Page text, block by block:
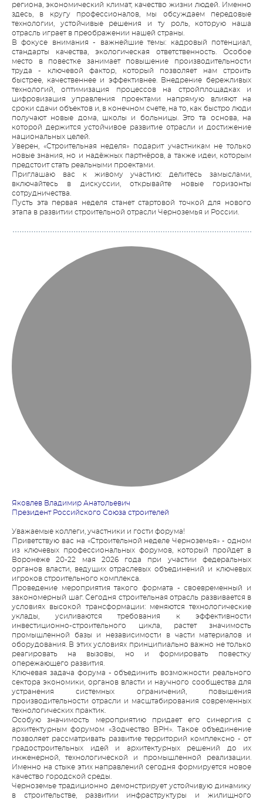
региона, экономический климат, качество жизни людей. Именно
здесь, в кругу профессионалов, мы обсуждаем передовые
технологии, устойчивые решения и ту роль, которую наша
отрасль играет в преображении нашей страны.
В фокусе внимания - важнейшие темы: кадровый потенциал,
стандарты качества, экологическая ответственность. Особое
место в повестке занимает повышение производительности
труда - ключевой фактор, который позволяет нам строить
быстрее, качественнее и эффективнее. Внедрение бережливых
технологий, оптимизация процессов на стройплощадках и
цифровизация управления проектами напрямую влияют на
сроки сдачи объектов и, в конечном счете, на то, как быстро люди
получают новые дома, школы и больницы. Это та основа, на
которой держится устойчивое развитие отрасли и достижение
национальных целей.
Уверен, «Строительная неделя» подарит участникам не только
новые знания, но и надёжных партнёров, а также идеи, которым
предстоит стать реальными проектами.
Приглашаю вас к живому участию: делитесь замыслами,
включайтесь в дискуссии, открывайте новые горизонты
сотрудничества.
Пусть эта первая неделя станет стартовой точкой для нового
этапа в развитии строительной отрасли Черноземья и России.
Яковлев Владимир Анатольевич
Президент Российского Союза строителей
Уважаемые коллеги, участники и гости форума!
Приветствую вас на «Строительной неделе Черноземья» - одном
из ключевых профессиональных форумов, который пройдет в
Воронеже 20-22 мая 2026 года при участии федеральных
органов власти, ведущих отраслевых объединений и ключевых
игроков строительного комплекса.
Проведение мероприятия такого формата - своевременный и
закономерный шаг. Сегодня строительная отрасль развивается в
условиях высокой трансформации: меняются технологические
уклады, усиливаются требования к эффективности
инвестиционно-строительного цикла, растет значимость
промышленной базы и независимости в части материалов и
оборудования. В этих условиях принципиально важно не только
реагировать на вызовы, но и формировать повестку
опережающего развития.
Ключевая задача форума - объединить возможности реального
сектора экономики, органов власти и научного сообщества для
устранения системных ограничений, повышения
производительности отрасли и масштабирования современных
технологических практик.
Особую значимость мероприятию придает его синергия с
архитектурным форумом «Зодчество ВРН». Такое объединение
позволяет рассматривать развитие территорий комплексно - от
градостроительных идей и архитектурных решений до их
инженерной, технологической и промышленной реализации.
Именно на стыке этих направлений сегодня формируется новое
качество городской среды.
Черноземье традиционно демонстрирует устойчивую динамику
в строительстве, развитии инфраструктуры и жилищного